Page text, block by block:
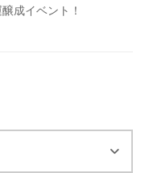
成イベント！